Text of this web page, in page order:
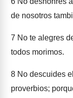
de nosotros
7 No te alegres
todos morimos.
8 No descuides
proverbios;